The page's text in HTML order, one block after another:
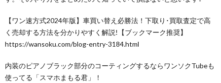
【ワン速方式2024年版】車買い替え必勝法！下取り･買取査定で高
く売却する方法を分かりやすく解説!【ブックマーク推奨】
https://wansoku.com/blog-entry-3184.html
内装のピアノブラック部分のコーティングするならワンソクTubeも
使ってる「スマホまもる君」！